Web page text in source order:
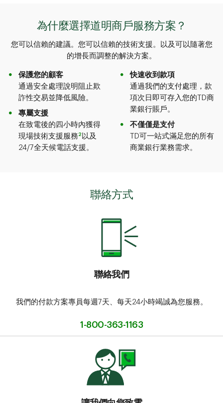
為什麼選擇道明商戶服務方案？
您可以信賴的建議。您可以信賴的技術支援。以及可以隨著您
的增長而調整的解決方案。​​​​​​​
保護您的顧客
通過安全處理說明阻止欺
詐性交易並降低風險。
專屬支援
在致電後的四小時內獲得
現場技術支援服務 2 以及
24/7全天候電話支援。
快速收到款項
通過我們的支付處理，款
項次日即可存入您的TD商
業銀行賬戶。
不僅僅是支付
TD可一站式滿足您的所有
商業銀行業務需求。
聯絡方式
聯絡我們
我們的付款方案專員每週7天、每天24小時竭誠為您服務。
1-800-363-1163